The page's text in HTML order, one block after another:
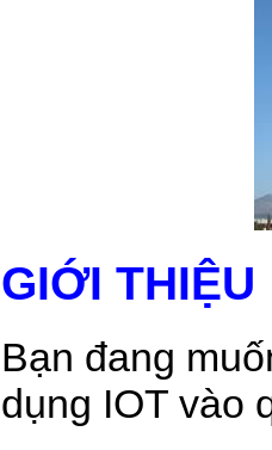
GIỚI THIỆU
Bạn đang
dụng IOT vào